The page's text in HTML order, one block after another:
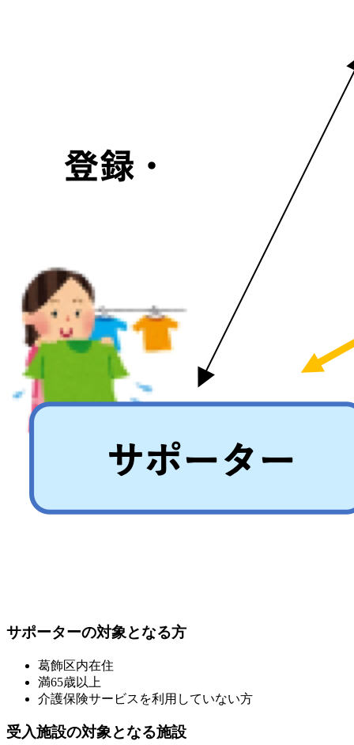
サポーターの対象となる方
葛飾区内在住
満65歳以上
介護保険サービスを利用していない方
受入施設の対象となる施設